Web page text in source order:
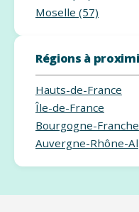
Moselle (57)
Régions à
Hauts-de-France
Île-de-France
Bourgogne-
Auvergne-Rhône-